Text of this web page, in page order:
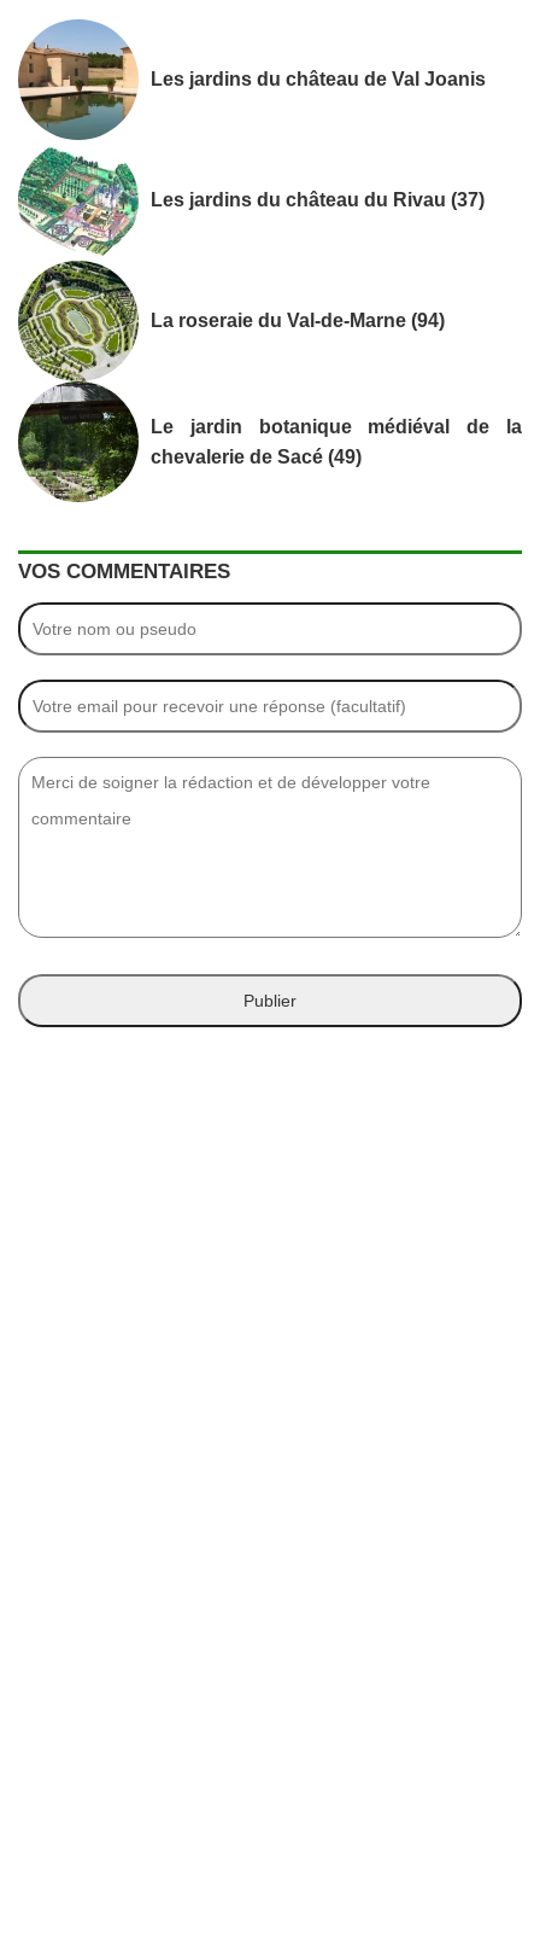
Les jardins du château de Val Joanis
Les jardins du château du Rivau (37)
La roseraie du Val-de-Marne (94)
Le jardin botanique médiéval de la
chevalerie de Sacé (49)
VOS COMMENTAIRES